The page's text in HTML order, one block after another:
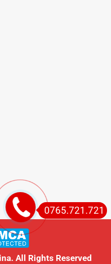
All Rights Reserved
0765.721.721